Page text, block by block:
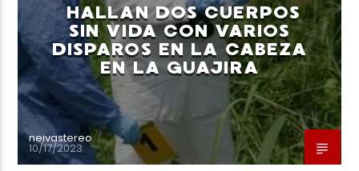
HALLAN DOS CUERPOS
SIN VIDA CON VARIOS
DISPAROS EN LA CABEZA
EN LA GUAJIRA
neivastereo
10/17/2023